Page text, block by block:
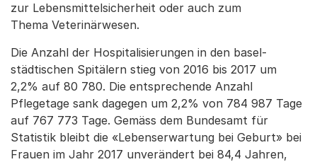
zur Lebensmittelsicherheit oder auch zum
Thema Veterinärwesen.
Die Anzahl der Hospitalisierungen in den basel-
städtischen Spitälern stieg von 2016 bis 2017 um
2,2% auf 80 780. Die entsprechende Anzahl
Pflegetage sank dagegen um 2,2% von 784 987 Tage
auf 767 773 Tage. Gemäss dem Bundesamt für
Statistik bleibt die «Lebenserwartung bei Geburt» bei
Frauen im Jahr 2017 unverändert bei 84,4 Jahren,